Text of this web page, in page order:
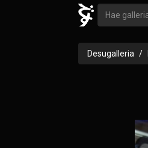
Desugalleria